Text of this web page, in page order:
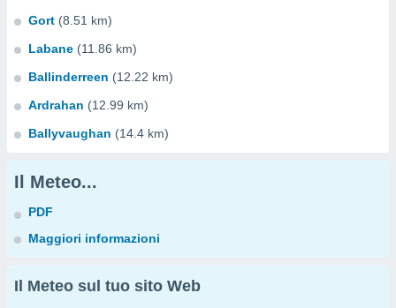
Gort (8.51 km)
Labane (11.86 km)
Ballinderreen (12.22 km)
Ardrahan (12.99 km)
Ballyvaughan (14.4 km)
Il Meteo...
PDF
Maggiori informazioni
Il Meteo sul tuo sito Web